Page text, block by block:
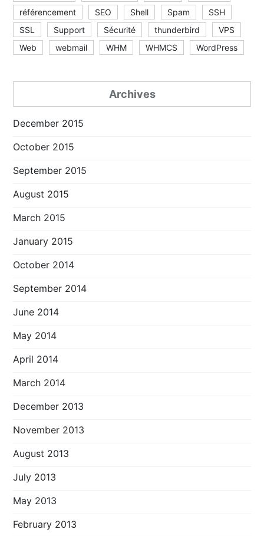
référencement
SEO Shell Spam
SSH
SSL
Support Sécurité thunderbird
VPS
Web
webmail WHM WHMCS WordPress
Archives
December 2015
October 2015
September 2015
August 2015
March 2015
January 2015
October 2014
September 2014
June 2014
May 2014
April 2014
March 2014
December 2013
November 2013
August 2013
July 2013
May 2013
February 2013